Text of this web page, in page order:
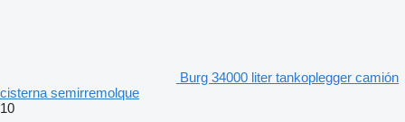
Burg 34000 liter tankoplegger camión
cisterna semirremolque
10